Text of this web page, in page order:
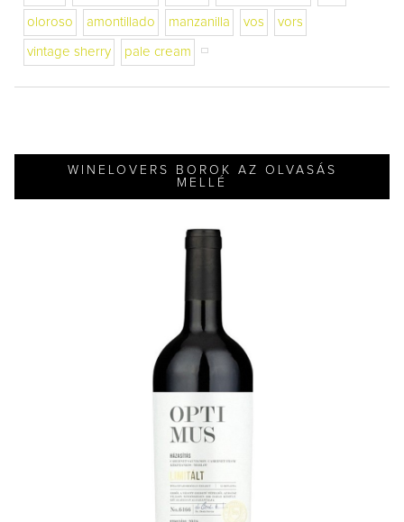
oloroso amontillado manzanilla vos vors
vintage sherry pale cream
WINELOVERS BOROK AZ OLVASÁS
MELLÉ